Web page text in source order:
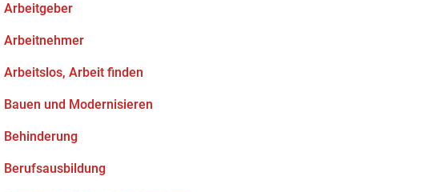
Arbeitgeber
Arbeitnehmer
Arbeitslos, Arbeit finden
Bauen und Modernisieren
Behinderung
Berufsausbildung